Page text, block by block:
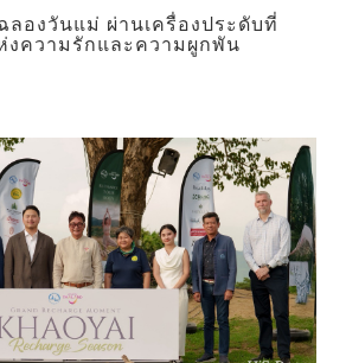
ลองวันแม่ ผ่านเครื่องประดับที่
งความรักและความผูกพัน